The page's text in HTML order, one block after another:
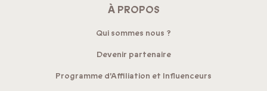
À PROPOS
Qui sommes nous ?
Devenir partenaire
Programme d'Affiliation et Influenceurs